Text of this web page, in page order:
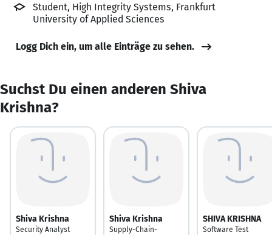
Student, High Integrity Systems, Frankfurt
University of Applied Sciences
Logg Dich ein, um alle Einträge zu sehen.
Suchst Du einen anderen Shiva
Krishna?
Shiva Krishna
Security Analyst
Shiva Krishna
Supply-Chain-
SHIVA KRISHNA
Software Test